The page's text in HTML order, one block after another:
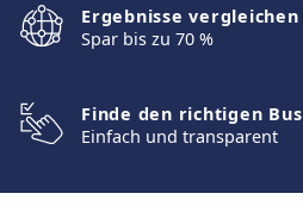
Ergebnisse vergleichen
Spar bis zu 70 %
Finde den richtigen Bus
Einfach und transparent